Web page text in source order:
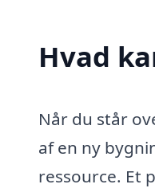
Hvad
Når du står
af en ny
ressource. Et